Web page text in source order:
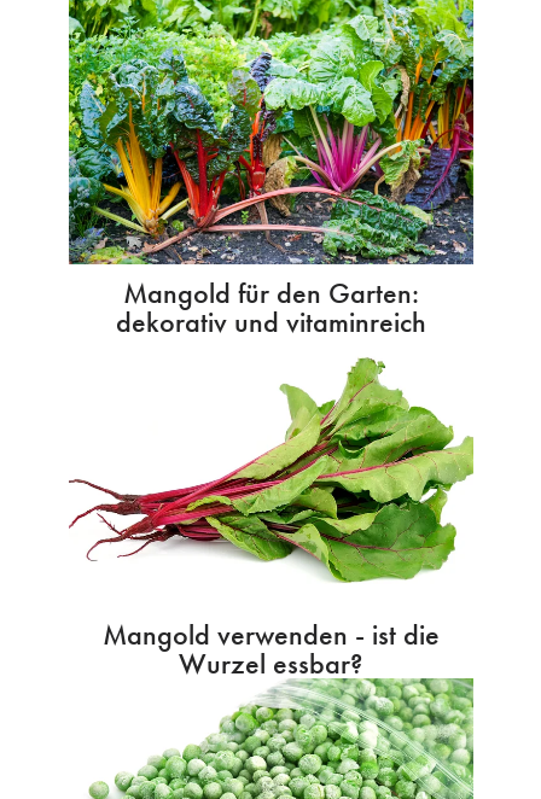
Mangold für den Garten:
dekorativ und vitaminreich
Mangold verwenden - ist die
Wurzel essbar?